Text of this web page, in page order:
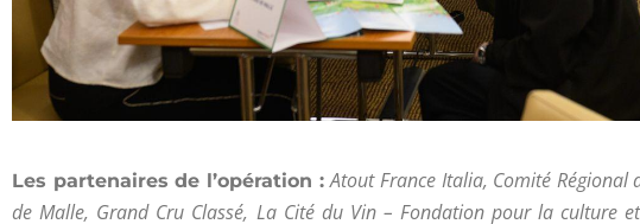
Les partenaires de l’opération :Atout France Italia, Comité Régional
de Malle, Grand Cru Classé, La Cité du Vin – Fondation pour la culture